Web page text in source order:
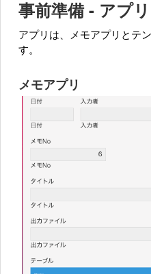
事前準備 - アプ
アプリは、メモアプリとテ
す。
メモアプリ